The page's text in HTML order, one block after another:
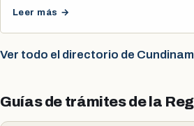
Leer más →
Ver todo el directorio de
Guías de trámites de la